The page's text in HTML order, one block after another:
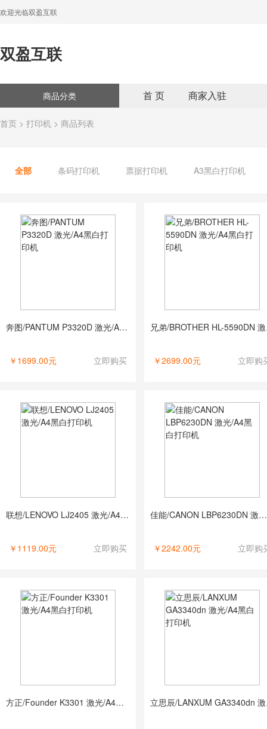
欢迎光临双盈互联
双盈互联
商品分类 首 页 商家入驻
首页 > 打印机 > 商品列表
全部 条码打印机 票据打印机 A3黑白打印机
奔图/PANTUM P3320D 激光/A4黑白打印机
￥1699.00元 立即购买
兄
￥2699.00元 立即购
联想/LENOVO LJ2405 激光/A4黑白打印机
￥1119.00元 立即购买
佳能/CANON LBP6230DN 激光/A4黑白打印机
￥2242.00元 立即购
方正/Founder K3301 激光/A4黑白打印机 立